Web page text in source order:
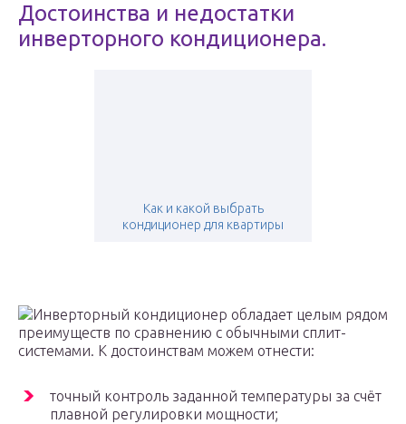
Достоинства и недостатки
инверторного кондиционера.
Как и какой выбрать
кондиционер для квартиры
Инверторный кондиционер обладает целым рядом
преимуществ по сравнению с обычными сплит-
системами. К достоинствам можем отнести:
точный контроль заданной температуры за счёт
плавной регулировки мощности;